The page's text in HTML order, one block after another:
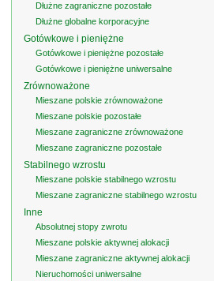
Dłużne zagraniczne pozostałe
Dłużne globalne korporacyjne
Gotówkowe i pieniężne
Gotówkowe i pieniężne pozostałe
Gotówkowe i pieniężne uniwersalne
Zrównoważone
Mieszane polskie zrównoważone
Mieszane polskie pozostałe
Mieszane zagraniczne zrównoważone
Mieszane zagraniczne pozostałe
Stabilnego wzrostu
Mieszane polskie stabilnego wzrostu
Mieszane zagraniczne stabilnego wzrostu
Inne
Absolutnej stopy zwrotu
Mieszane polskie aktywnej alokacji
Mieszane zagraniczne aktywnej alokacji
Nieruchomości uniwersalne